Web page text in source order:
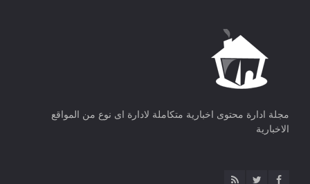
مجلة ادارة محتوى اخبارية متكاملة لادارة اى نوع من المواقع
الاخبارية